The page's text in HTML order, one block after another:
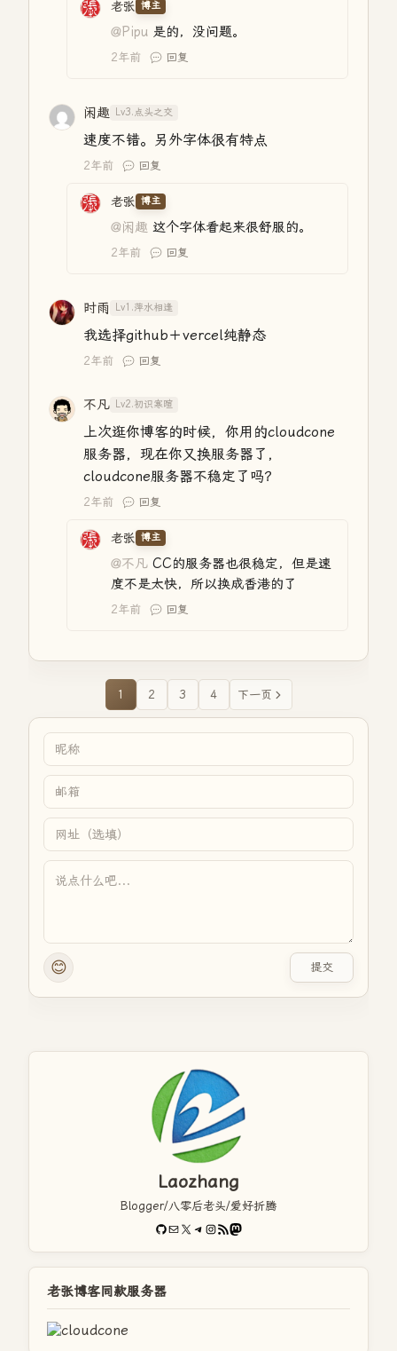
老张 博主
@Pipu 是的，没问题。
2年前 回复
闲趣 Lv3.点头之交
速度不错。另外字体很有特点
2年前 回复
老张 博主
@闲趣 这个字体看起来很舒服的。
2年前 回复
时雨 Lv1.萍水相逢
我选择github＋vercel纯静态
2年前 回复
不凡 Lv2.初识寒暄
上次逛你博客的时候，你用的cloudcone
服务器，现在你又换服务器了，
cloudcone服务器不稳定了吗？
2年前 回复
老张 博主
@不凡 CC的服务器也很稳定，但是速
度不是太快，所以换成香港的了
2年前 回复
1 2 3 4 下一页
😊 提交
Laozhang
Blogger/八零后老头/爱好折腾
GitHub
电子邮件X Telegram
Instagram
RSS FeedMastodon
老张博客同款服务器